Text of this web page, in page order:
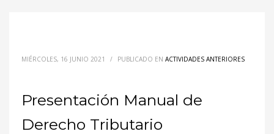
MIÉRCOLES, 16 JUNIO 2021 / PUBLICADO EN ACTIVIDADES ANTERIORES
Presentación Manual de
Derecho Tributario